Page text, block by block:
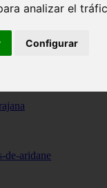
analizar el
Configurar
de-aridane